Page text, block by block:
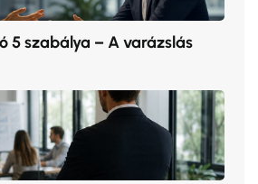
5 szabálya – A varázslás